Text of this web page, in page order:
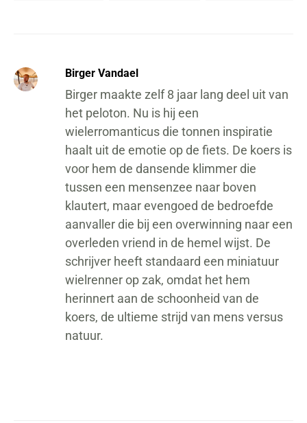
Birger Vandael
Birger maakte zelf 8 jaar lang deel uit van
het peloton. Nu is hij een
wielerromanticus die tonnen inspiratie
haalt uit de emotie op de fiets. De koers is
voor hem de dansende klimmer die
tussen een mensenzee naar boven
klautert, maar evengoed de bedroefde
aanvaller die bij een overwinning naar een
overleden vriend in de hemel wijst. De
schrijver heeft standaard een miniatuur
wielrenner op zak, omdat het hem
herinnert aan de schoonheid van de
koers, de ultieme strijd van mens versus
natuur.